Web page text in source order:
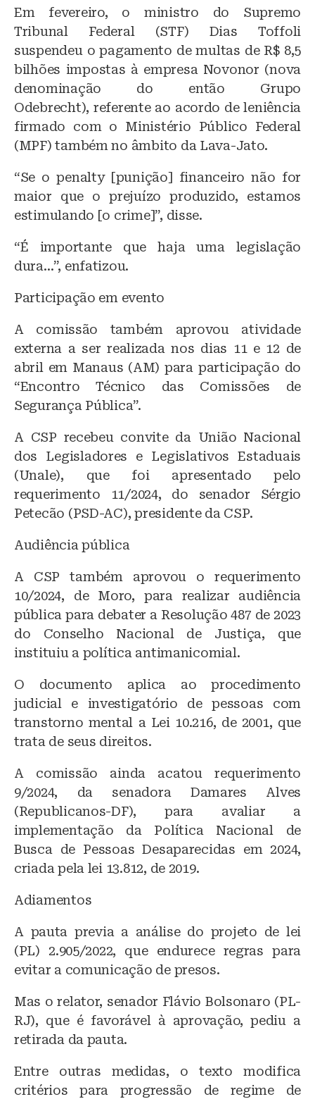
Em fevereiro, o ministro do Supremo
Tribunal Federal (STF) Dias Toffoli
suspendeu o pagamento de multas de R$ 8,5
bilhões impostas à empresa Novonor (nova
denominação do então Grupo
Odebrecht), referente ao acordo de leniência
firmado com o Ministério Público Federal
(MPF) também no âmbito da Lava-Jato.
“Se o penalty [punição] financeiro não for
maior que o prejuízo produzido, estamos
estimulando [o crime]”, disse.
“É importante que haja uma legislação
dura…”, enfatizou.
Participação em evento
A comissão também aprovou atividade
externa a ser realizada nos dias 11 e 12 de
abril em Manaus (AM) para participação do
“Encontro Técnico das Comissões de
Segurança Pública”.
A CSP recebeu convite da União Nacional
dos Legisladores e Legislativos Estaduais
(Unale), que foi apresentado pelo
requerimento 11/2024, do senador Sérgio
Petecão (PSD-AC), presidente da CSP.
Audiência pública
A CSP também aprovou o requerimento
10/2024, de Moro, para realizar audiência
pública para debater a Resolução 487 de 2023
do Conselho Nacional de Justiça, que
instituiu a política antimanicomial.
O documento aplica ao procedimento
judicial e investigatório de pessoas com
transtorno mental a Lei 10.216, de 2001, que
trata de seus direitos.
A comissão ainda acatou requerimento
9/2024, da senadora Damares Alves
(Republicanos-DF), para avaliar a
implementação da Política Nacional de
Busca de Pessoas Desaparecidas em 2024,
criada pela lei 13.812, de 2019.
Adiamentos
A pauta previa a análise do projeto de lei
(PL) 2.905/2022, que endurece regras para
evitar a comunicação de presos.
Mas o relator, senador Flávio Bolsonaro (PL-
RJ), que é favorável à aprovação, pediu a
retirada da pauta.
Entre outras medidas, o texto modifica
critérios para progressão de regime de